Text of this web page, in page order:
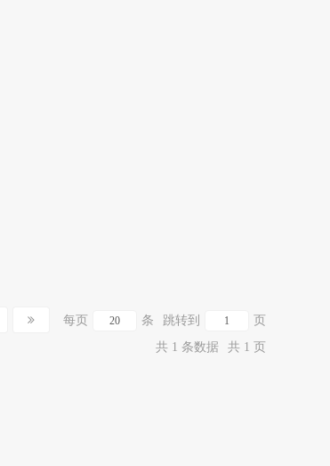
每页 条 跳转到
页
共 1 条数据
共 1 页